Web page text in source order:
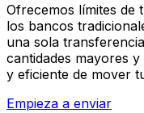
Ofrecemos límites de
los bancos
una sola
cantidades mayores
y eficiente de mover
Empieza a enviar